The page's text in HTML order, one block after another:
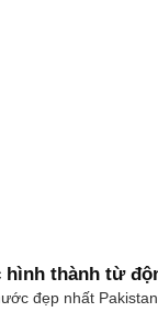
thành từ
đẹp nhất